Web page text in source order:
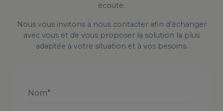
écoute.
Nous vous invitons à nous contacter afin d’échanger
avec vous et de vous proposer la solution la plus
adaptée à votre situation et à vos besoins.